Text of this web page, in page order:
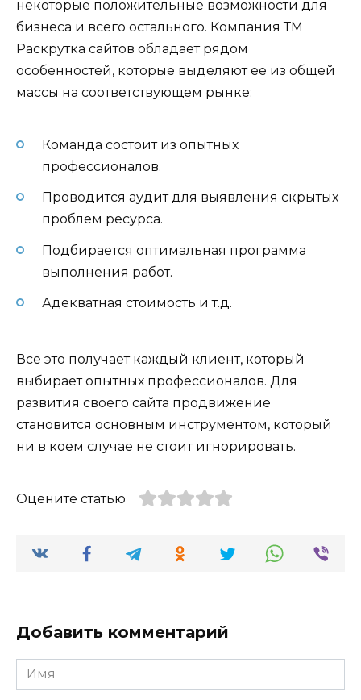
некоторые положительные возможности для
бизнеса и всего остального. Компания ТМ
Раскрутка сайтов обладает рядом
особенностей, которые выделяют ее из общей
массы на соответствующем рынке:
Команда состоит из опытных
профессионалов.
Проводится аудит для выявления скрытых
проблем ресурса.
Подбирается оптимальная программа
выполнения работ.
Адекватная стоимость и т.д.
Все это получает каждый клиент, который
выбирает опытных профессионалов. Для
развития своего сайта продвижение
становится основным инструментом, который
ни в коем случае не стоит игнорировать.
Оцените статью
Добавить комментарий
Имя